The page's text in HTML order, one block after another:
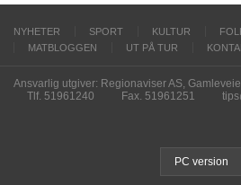
NYHETER SPORT KULTUR
MATBLOGGEN
UT PÅ TUR
Ansvarlig utgiver: Regionaviser AS,
Tlf. 51961240
Fax. 51961251
PC version